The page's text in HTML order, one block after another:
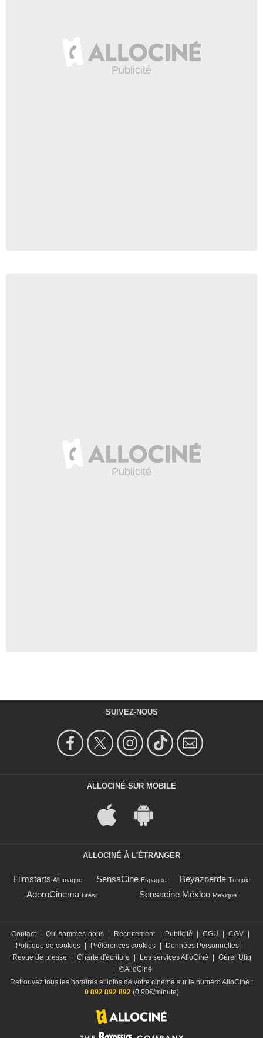
SUIVEZ-NOUS
ALLOCINÉ SUR MOBILE
ALLOCINÉ À L'ÉTRANGER
Filmstarts Allemagne SensaCine Espagne Beyazperde Turquie
AdoroCinema Brésil Sensacine México Mexique
Contact Qui sommes-nous Recrutement Publicité CGU CGV
Politique de cookies
Préférences cookies Données Personnelles
Revue de presse
Charte d'écriture Les services AlloCiné
Gérer Utiq
©AlloCiné
Retrouvez tous les horaires et infos de votre cinéma sur le numéro AlloCiné :
0 892 892 892(0,90€/minute)